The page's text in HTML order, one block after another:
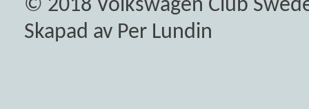
© 2018 Volkswagen Club
Skapad av Per Lundin